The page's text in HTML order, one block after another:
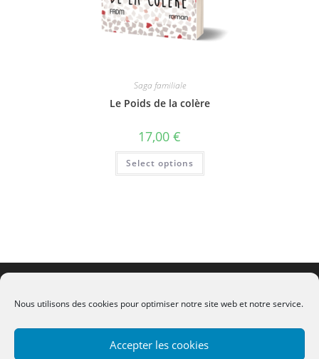
Nous utilisons des cookies pour optimiser notre site web et notre service.
Accepter les cookies
Saga familiale
Le Poids de la colère
17,00 €
Select options